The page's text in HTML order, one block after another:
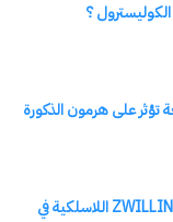
؟
تؤثر على هرمون الذكورة
تافولا تطلق أجهزة ZWILLING Xtend اللاسلكية في